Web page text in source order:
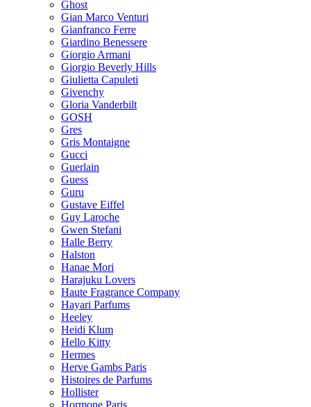
Ghost
Gian Marco Venturi
Gianfranco Ferre
Giardino Benessere
Giorgio Armani
Giorgio Beverly Hills
Giulietta Capuleti
Givenchy
Gloria Vanderbilt
GOSH
Gres
Gris Montaigne
Gucci
Guerlain
Guess
Guru
Gustave Eiffel
Guy Laroche
Gwen Stefani
Halle Berry
Halston
Hanae Mori
Harajuku Lovers
Haute Fragrance Company
Hayari Parfums
Heeley
Heidi Klum
Hello Kitty
Hermes
Herve Gambs Paris
Histoires de Parfums
Hollister
Hormone Paris